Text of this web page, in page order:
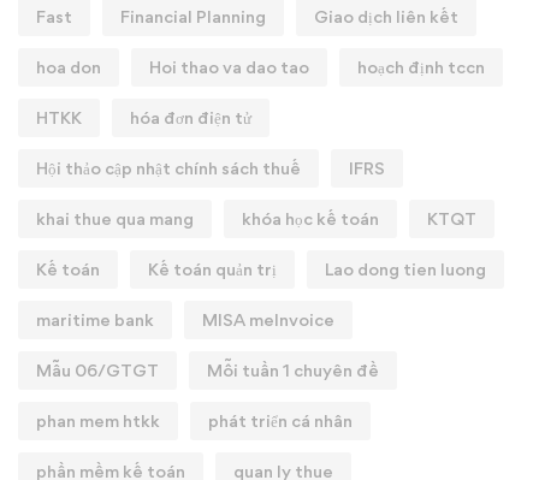
Fast Financial Planning Giao dịch liên kết
hoa don Hoi thao va dao tao hoạch định tccn
HTKK hóa đơn điện tử
Hội thảo cập nhật chính sách thuế IFRS
khai thue qua mang khóa học kế toán KTQT
Kế toán Kế toán quản trị Lao dong tien luong
maritime bank MISA meInvoice
Mẫu 06/GTGT Mỗi tuần 1 chuyên đề
phan mem htkk phát triển cá nhân
phần mềm kế toán quan ly thue